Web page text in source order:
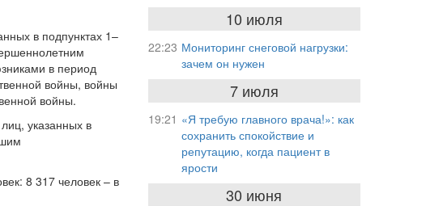
в подпунктах 1–
в период
войны, войны
войны.
указанных в
8 317 человек – в
10 июля
22:23 Мониторинг снеговой нагрузки:
зачем он нужен
7 июля
19:21 «Я требую главного врача!»: как
сохранить спокойствие и
репутацию, когда пациент в
ярости
30 июня